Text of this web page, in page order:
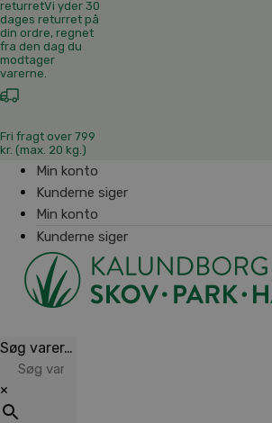
returretVi yder 30
dages returret på
din ordre, regnet
fra den dag du
modtager
varerne.
Fri fragt over 799
kr. (max. 20 kg.)
Min konto
Kunderne siger
Min konto
Kunderne siger
Søg varer…
×